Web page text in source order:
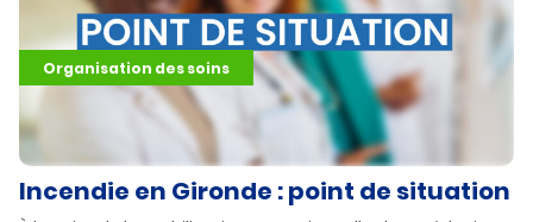
Incendie en Gironde : point de situation
Organisation des soins